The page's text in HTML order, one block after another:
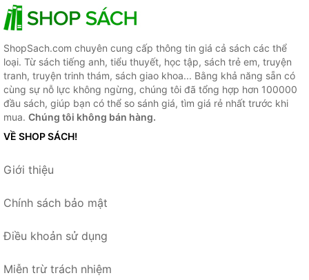
ShopSach.com chuyên cung cấp thông tin giá cả sách các thể
loại. Từ sách tiếng anh, tiểu thuyết, học tập, sách trẻ em, truyện
tranh, truyện trinh thám, sách giao khoa... Bằng khả năng sẵn có
cùng sự nỗ lực không ngừng, chúng tôi đã tổng hợp hơn 100000
đầu sách, giúp bạn có thể so sánh giá, tìm giá rẻ nhất trước khi
mua. Chúng tôi không bán hàng.
VỀ SHOP SÁCH!
Giới thiệu
Chính sách bảo mật
Điều khoản sử dụng
Miễn trừ trách nhiệm